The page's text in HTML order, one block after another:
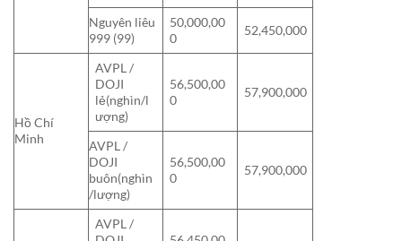
Nguyên liêu
999 (99)
50,000,00
0
52,450,000
Hồ Chí
Minh
AVPL /
DOJI
lẻ(nghìn/l
ượng)
56,500,00
0
57,900,000
AVPL /
DOJI
buôn(nghìn
/lượng)
56,500,00
0
57,900,000
AVPL /